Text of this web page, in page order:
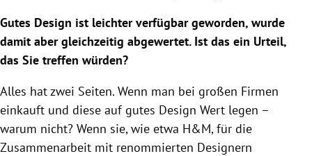
Gutes Design ist leichter verfügbar geworden, wurde
damit aber gleichzeitig abgewertet. Ist das ein Urteil,
das Sie treffen würden?
Alles hat zwei Seiten. Wenn man bei großen Firmen
einkauft und diese auf gutes Design Wert legen –
warum nicht? Wenn sie, wie etwa H&M, für die
Zusammenarbeit mit renommierten Designern